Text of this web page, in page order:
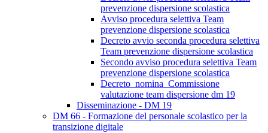
prevenzione dispersione scolastica
Avviso procedura selettiva Team
prevenzione dispersione scolastica
Decreto avvio seconda procedura selettiva
Team prevenzione dispersione scolastica
Secondo avviso procedura selettiva Team
prevenzione dispersione scolastica
Decreto_nomina_Commissione
valutazione team dispersione dm 19
Disseminazione - DM 19
DM 66 - Formazione del personale scolastico per la
transizione digitale